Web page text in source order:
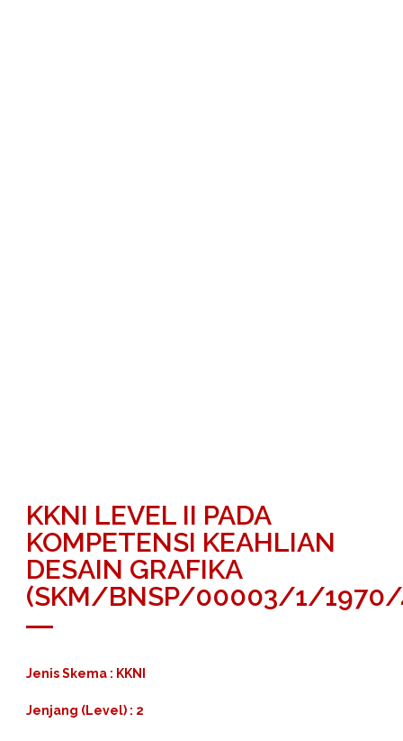
KKNI LEVEL II PADA
KOMPETENSI KEAHLIAN
DESAIN GRAFIKA
(SKM/BNSP/00003/1/1970/
Jenis Skema : KKNI
Jenjang (Level) : 2